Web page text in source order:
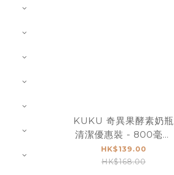
KUKU 奇異果酵素奶瓶
清潔優惠裝 - 800毫升
+ 600毫升 x 2包
KU1082
HK$139.00
HK$168.00